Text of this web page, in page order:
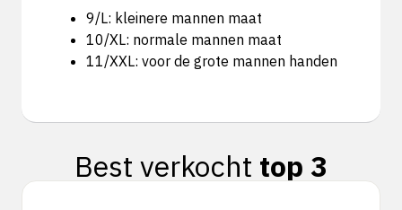
9/L: kleinere mannen maat
10/XL: normale mannen maat
11/XXL: voor de grote mannen handen
Best verkocht top 3